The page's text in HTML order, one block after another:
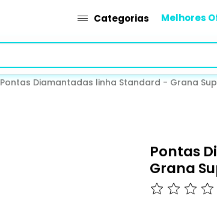
Categorias Melhores
Pontas Diamantadas linha Standard - Grana
Pontas
Grana